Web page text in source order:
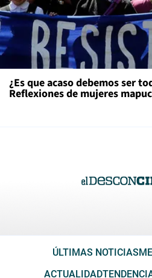
¿Es que acaso debemos ser
Reflexiones de mujeres
ÚLTIMAS NOTICIAS
ACTUALIDAD